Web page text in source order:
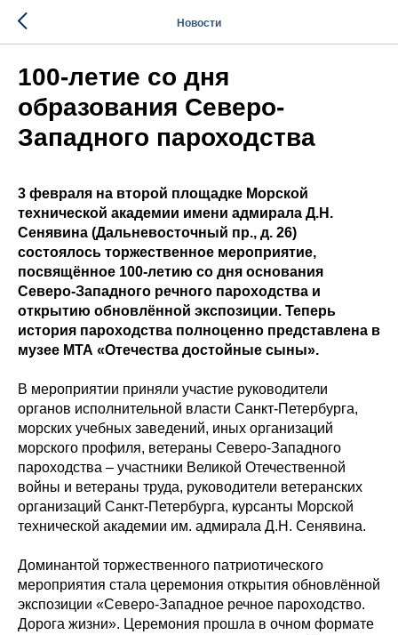
Новости
100-летие со дня
образования Северо-
Западного пароходства
3 февраля на второй площадке Морской
технической академии имени адмирала Д.Н.
Сенявина (Дальневосточный пр., д. 26)
состоялось торжественное мероприятие,
посвящённое 100-летию со дня основания
Северо-Западного речного пароходства и
открытию обновлённой экспозиции. Теперь
история пароходства полноценно представлена в
музее МТА «Отечества достойные сыны».
В мероприятии приняли участие руководители
органов исполнительной власти Санкт-Петербурга,
морских учебных заведений, иных организаций
морского профиля, ветераны Северо-Западного
пароходства – участники Великой Отечественной
войны и ветераны труда, руководители ветеранских
организаций Санкт-Петербурга, курсанты Морской
технической академии им. адмирала Д.Н. Сенявина.
Доминантой торжественного патриотического
мероприятия стала церемония открытия обновлённой
экспозиции «Северо-Западное речное пароходство.
Дорога жизни». Церемония прошла в очном формате